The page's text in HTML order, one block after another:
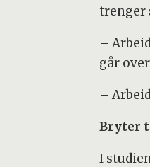
trenger
–
går
–
Bryter
I